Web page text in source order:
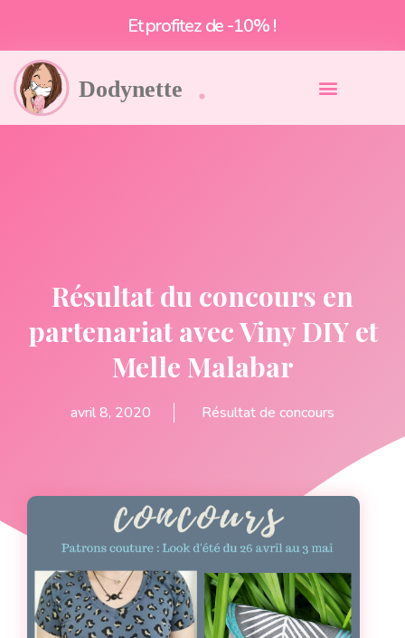
Et profitez de -10% !
Résultat du concours en
partenariat avec Viny DIY et
Melle Malabar
avril 8, 2020 Résultat de concours